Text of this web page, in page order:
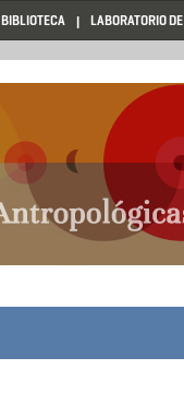
BIBLIOTECA LABORATORIO